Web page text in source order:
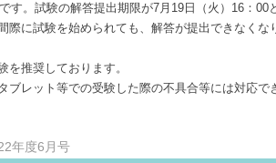
す。試験の解答提出期限が7月19日（火）16：00
際に試験を始められても、解答が提出できなくな
を推奨しております。
ブレット等での受験した際の不具合等には対応で
年度6月号